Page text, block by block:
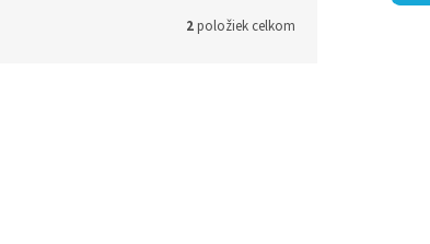
2položiek celkom